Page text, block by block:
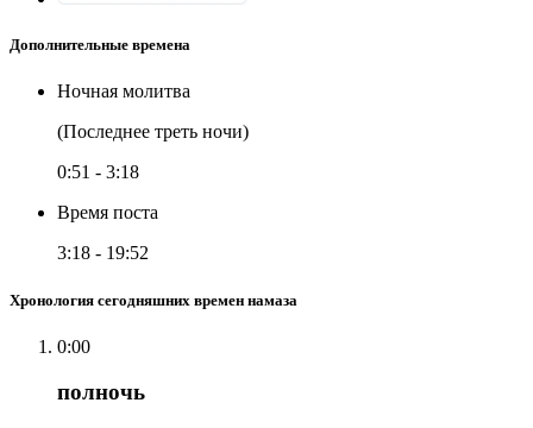
Дополнительные времена
Ночная молитва
(Последнее треть ночи)
0:51 - 3:18
Время поста
3:18 - 19:52
Хронология сегодняшних времен намаза
0:00
полночь